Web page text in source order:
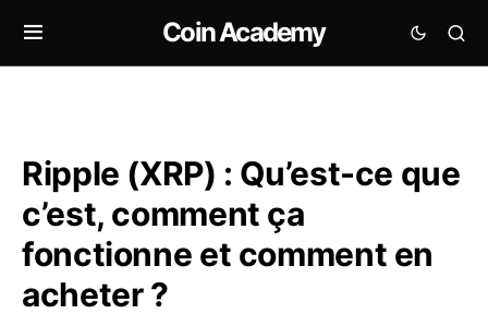
Coin Academy
Ripple (XRP) : Qu’est-ce que
c’est, comment ça
fonctionne et comment en
acheter ?